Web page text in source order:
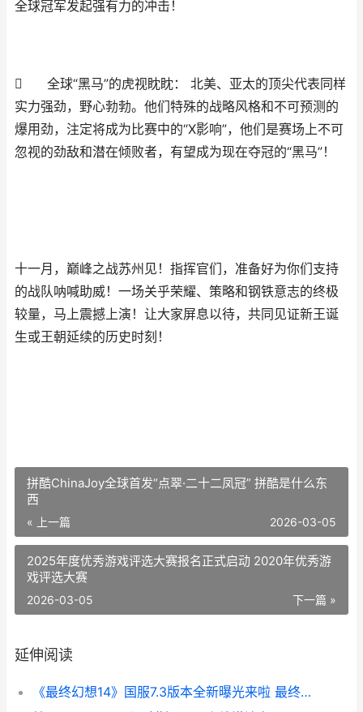
全球冠军发起强有力的冲击！

全球“黑马”的虎视眈眈： 北美、亚太的顶尖代表同样
实力强劲，野心勃勃。他们特殊的战略风格和不可预测的
爆用劲，注定将成为比赛中的“X影响”，他们是赛场上不可
忽视的劲敌和潜在倾败者，有望成为现在夺冠的“黑马”！
十一月，巅峰之战苏州见！指挥官们，准备好为你们支持
的战队呐喊助威！一场关乎荣耀、策略和钢铁意志的终极
较量，马上震撼上演！让大家屏息以待，共同见证新王诞
生或王朝延续的历史时刻！
拼酷ChinaJoy全球首发“点翠·二十二凤冠” 拼酷是什么东
西
« 上一篇 2026-03-05
2025年度优秀游戏评选大赛报名正式启动 2020年优秀游
戏评选大赛
下一篇 »
2026-03-05
延伸阅读
《最终幻想14》国服7.3版本全新曝光来啦 最终幻想14官网